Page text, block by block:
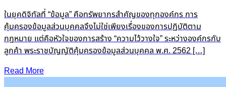
ในยุคดิจิทัลที่ “ข้อมูล” คือทรัพยากรสำคัญของทุกองค์กร การ
คุ้มครองข้อมูลส่วนบุคคลจึงไม่ใช่เพียงเรื่องของการปฏิบัติตาม
กฎหมาย แต่คือหัวใจของการสร้าง “ความไว้วางใจ” ระหว่างองค์กรกับ
ลูกค้า พระราชบัญญัติคุ้มครองข้อมูลส่วนบุคคล พ.ศ. 2562 […]
Read More